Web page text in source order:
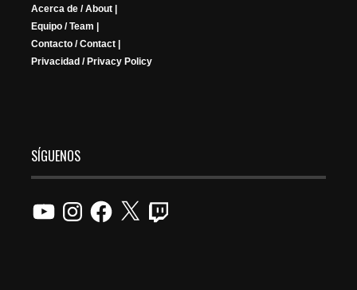
Acerca de / About |
Equipo / Team |
Contacto / Contact |
Privacidad / Privacy Policy
SÍGUENOS
YouTubeInstagramFacebook
X Twitch